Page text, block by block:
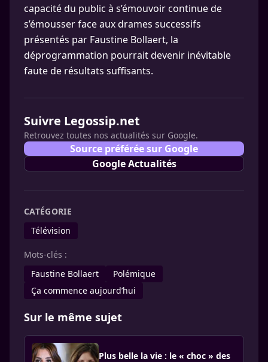
capacité du public à s’émouvoir continue de
s’émousser face aux drames successifs
présentés par Faustine Bollaert, la
déprogrammation pourrait devenir inévitable
faute de résultats suffisants.
Suivre Legossip.net
Retrouvez toutes nos actualités sur Google.
Source préférée sur Google
Google Actualités
CATÉGORIE
Télévision
Mots-clés :
Faustine Bollaert
Polémique
Ça commence aujourd’hui
Sur le même sujet
Plus belle la vie : le « choc » des